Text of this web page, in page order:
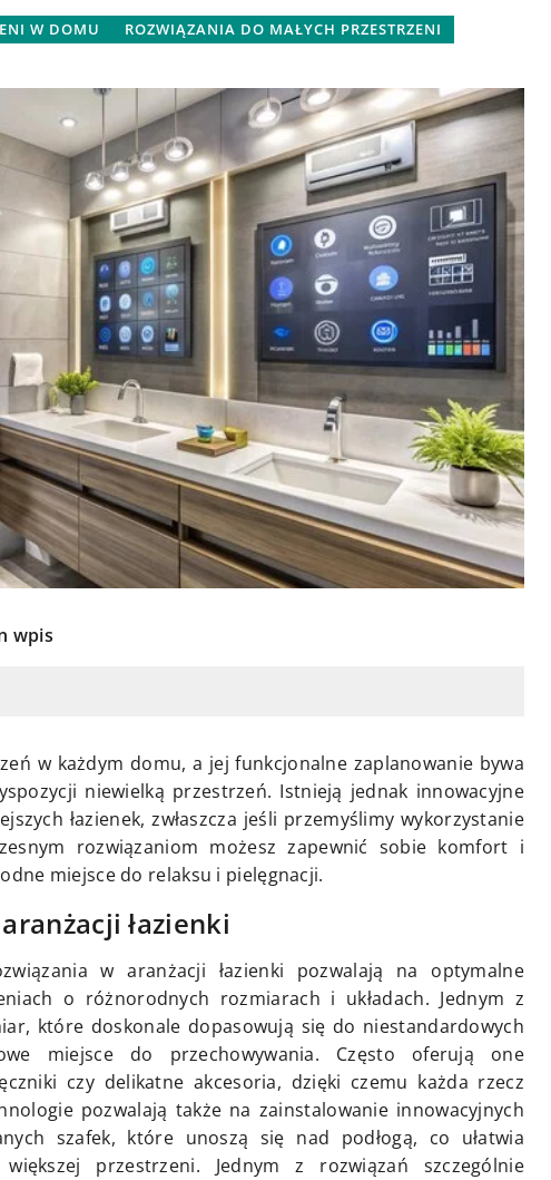
W DOMU ROZWIĄZANIA DO MAŁYCH PRZESTRZENI
wpis
w każdym domu, a jej funkcjonalne zaplanowanie bywa
niewielką przestrzeń. Istnieją jednak innowacyjne
łazienek, zwłaszcza jeśli przemyślimy wykorzystanie
rozwiązaniom możesz zapewnić sobie komfort i
miejsce do relaksu i pielęgnacji.
łazienki
w aranżacji łazienki pozwalają na optymalne
o różnorodnych rozmiarach i układach. Jednym z
które doskonale dopasowują się do niestandardowych
miejsce do przechowywania. Często oferują one
czy delikatne akcesoria, dzięki czemu każda rzecz
pozwalają także na zainstalowanie innowacyjnych
szafek, które unoszą się nad podłogą, co ułatwia
przestrzeni. Jednym z rozwiązań szczególnie
profile LED
dowiedz się,
Zrozumiesz,
na styl i
domu.
9 września 2025
Jak wybrać idealne biuro dla
Twojego biznesu?
Poradnik dotyczący kluczowych
aspektów, które warto wziąć pod
uwagę przy wyborze biura dla firmy.
Dowiedz się więcej o lokalizacji,
dostępności udogodnień oraz
wpływie przestrzeni na efektywność